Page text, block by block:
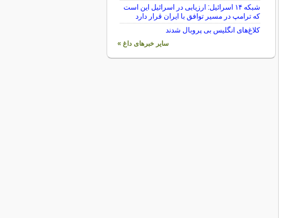
شبکه ۱۴ اسرائیل: ارزیابی در اسرائیل این است
که ترامپ در مسیر توافق با ایران قرار دارد
کلاغ‌های انگلیس بی پروبال شدند
سایر خبرهای داغ »